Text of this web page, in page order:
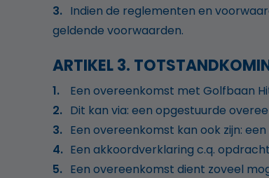
Indien de reglementen en
geldende voorwaarden.
ARTIKEL 3.
Een overeenkomst met Golfbaan
Dit kan via: een opgestuurde
Een overeenkomst kan ook zijn:
Een akkoordverklaring c.q.
Een overeenkomst dient zoveel